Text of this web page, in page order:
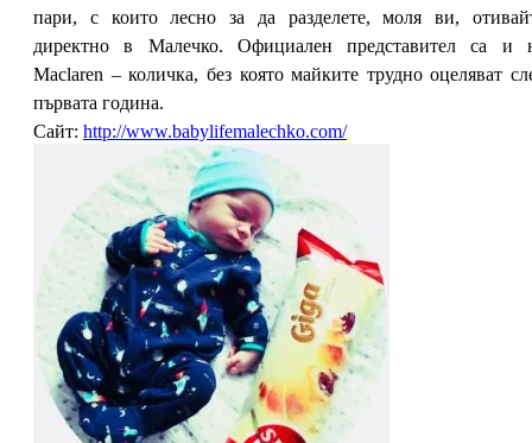
пари, с които лесно за да разделете, моля ви,
директно в Малечко. Официален представител са и
Maclaren – количка, без която майките трудно оцеляват
първата година.
Сайт: http://www.babylifemalechko.com/